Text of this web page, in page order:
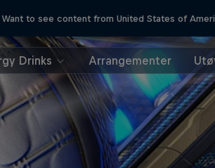
Want to see content from United States of
Drinks Arrangementer